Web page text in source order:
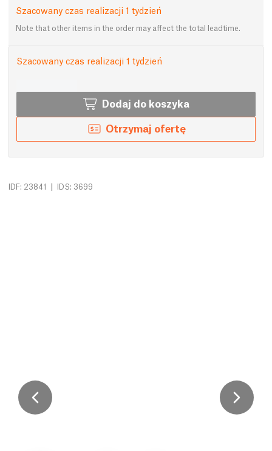
Szacowany czas realizacji 1 tydzień
Note that other items in the order may affect the total leadtime.
Szacowany czas realizacji 1 tydzień
Dodaj do koszyka
Otrzymaj ofertę
IDF: 23841 | IDS: 3699